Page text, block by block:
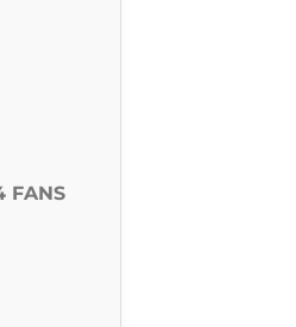
FANS